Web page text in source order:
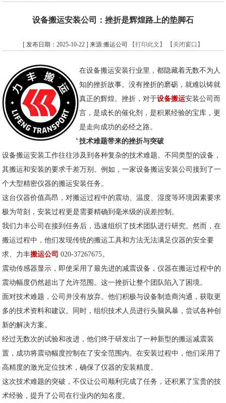
设备搬运安装公司：挫折是辉煌路上的垫脚石
[ 发布日期：2025-10-22 ] 来源:搬运公司 【打印此文】 【关闭窗口】
在设备搬运安装行业里，都隐藏着无数不为人
知的挫折故事。没有挫折的磨砺，就难以铸就
真正的辉煌。挫折，对于设备搬运安装公司而
言，是成长的催化剂，是积累经验的宝库，更
是走向成功的必经之路。
技术难题带来的挫折与突破
设备搬运安装工作往往涉及到各种复杂的技术难题。不同类型的设备，
其搬运和安装的要求千差万别。例如，一家设备搬运安装公司接到了一
个大型精密仪器的搬运安装任务。
这台仪器价值高昂，对搬运过程中的震动、温度、湿度等环境因素要求
极为苛刻，安装过程更是需要精确到毫米级的误差控制。
我们力丰公司在接到任务后，迅速组织了技术团队进行研究。然而，在
搬运过程中，他们发现传统的搬运工具和方法无法满足仪器的安全要
求、力丰搬运公司 020-37267675。
震动传感器显示，即使采用了最先进的减震设备，仪器在搬运过程中的
震动幅度仍然超出了允许范围。这一挫折让整个团队陷入了困境。
面对技术难题，公司并没有放弃。他们积极与设备制造商沟通，获取更
多的技术资料和建议。同时，组织技术人员进行头脑风暴，尝试各种创
新的解决方案。
经过无数次的试验和改进，他们终于研发出了一种新型的搬运减震装
置，成功将震动幅度控制在了安全范围内。在安装过程中，他们采用了
高精度的激光定位技术，确保了仪器的安装精度。
这次技术难题的突破，不仅让公司顺利完成了任务，还积累了宝贵的技
术经验，提升了公司在行业内的知名度。